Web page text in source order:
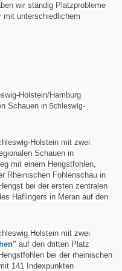
wir ständig Platzprobleme
mit unterschiedlichem
Holstein/Hamburg
Schauen in Schleswig-
Holstein mit zwei
Schauen in
mit einem Hengstfohlen,
Rheinischen Fohlenschau in
bei der ersten zentralen
Haflingers in Meran auf den
Holstein mit zwei
auf den dritten Platz
bei der rheinischen
141 Indexpunkten